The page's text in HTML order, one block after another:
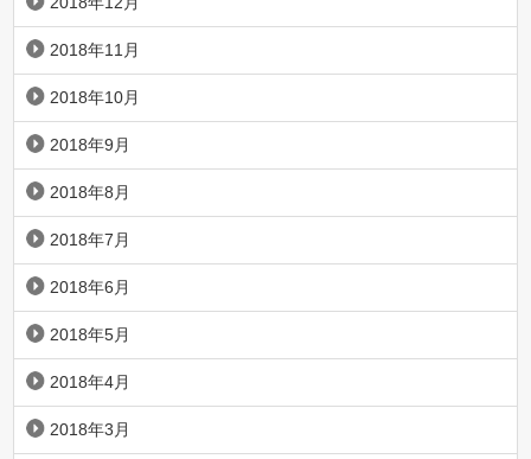
2018年11月
2018年10月
2018年9月
2018年8月
2018年7月
2018年6月
2018年5月
2018年4月
2018年3月